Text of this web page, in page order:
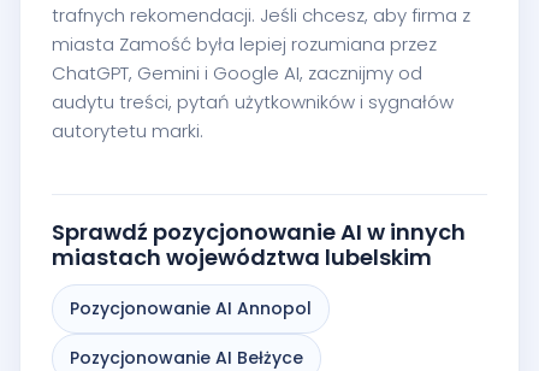
trafnych rekomendacji. Jeśli chcesz, aby firma z
miasta Zamość była lepiej rozumiana przez
ChatGPT, Gemini i Google AI, zacznijmy od
audytu treści, pytań użytkowników i sygnałów
autorytetu marki.
Sprawdź pozycjonowanie AI w innych
miastach województwa lubelskim
Pozycjonowanie AI Annopol
Pozycjonowanie AI Bełżyce